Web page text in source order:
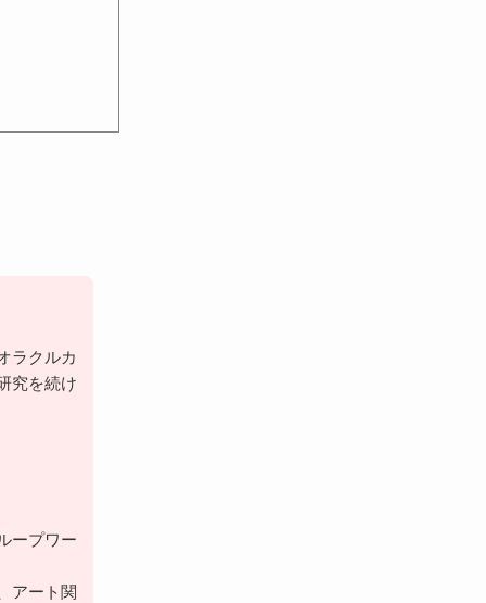
ラクルカ
究を続け
ープワー
アート関